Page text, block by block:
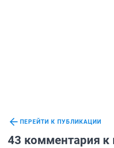
ПЕРЕЙТИ К ПУБЛИКАЦИИ
43 комментария к